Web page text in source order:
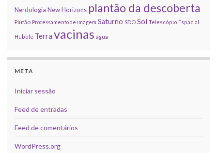
Nerdologia New Horizons plantão da descoberta
Plutão Processamento de imagem Saturno SDO Sol Telescópio Espacial
Hubble Terra vacinas água
META
Iniciar sessão
Feed de entradas
Feed de comentários
WordPress.org